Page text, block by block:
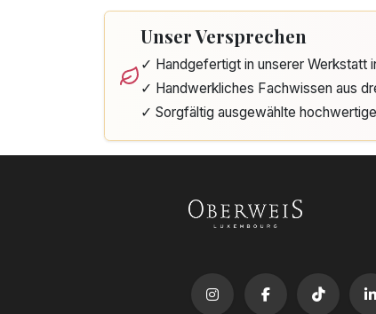
Unser Versprechen
✓ Handgefertigt in unserer Werkstatt
✓ Handwerkliches Fachwissen aus
✓ Sorgfältig ausgewählte